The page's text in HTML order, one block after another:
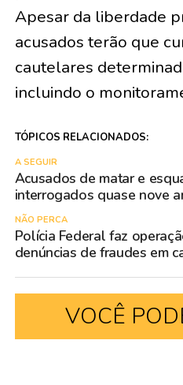
Apesar da liberdade
acusados terão que
cautelares
incluindo o
TÓPICOS RELACIONADOS:
A SEGUIR
Acusados de matar e
interrogados quase nove
NÃO PERCA
Polícia Federal faz
denúncias de fraudes em
VOCÊ